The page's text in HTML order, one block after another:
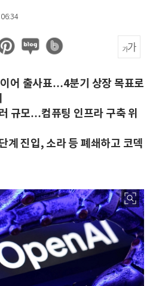
어 출사표…4분기 상장 목표로
규모…컴퓨팅 인프라 구축 위
계 진입, 소라 등 폐쇄하고 코덱